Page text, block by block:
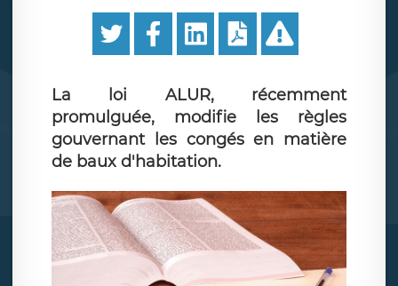
La loi ALUR, récemment
promulguée, modifie les règles
gouvernant les congés en matière
de baux d'habitation.